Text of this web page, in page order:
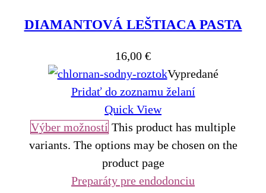
DIAMANTOVÁ LEŠTIACA PASTA
16,00 €
Vypredané
Pridať do zoznamu želaní
Quick View
Výber možností This product has multiple
variants. The options may be chosen on the
product page
Preparáty pre endodonciu